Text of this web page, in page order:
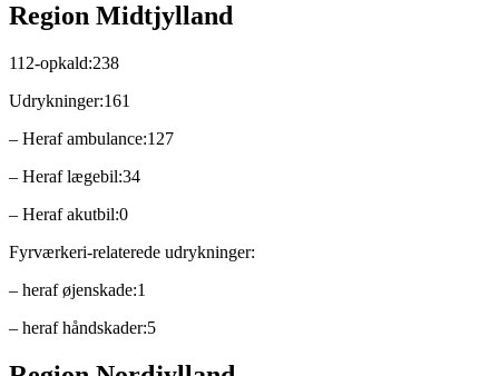
Region Midtjylland
112-opkald:238
Udrykninger:161
– Heraf ambulance:127
– Heraf lægebil:34
– Heraf akutbil:0
Fyrværkeri-relaterede udrykninger:
– heraf øjenskade:1
– heraf håndskader:5